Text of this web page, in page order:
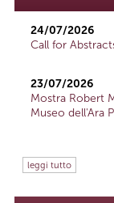
24/07/2026
Call for
23/07/2026
Mostra Robert
Museo dell'Ara
leggi tutto